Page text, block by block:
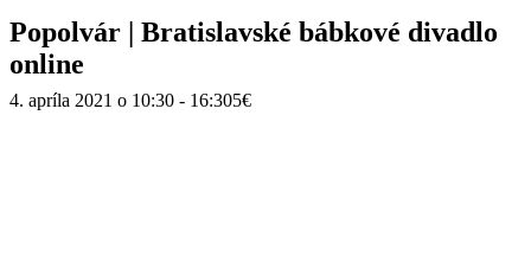
Popolvár | Bratislavské bábkové divadlo
online
4. apríla 2021 o 10:30 - 16:305€